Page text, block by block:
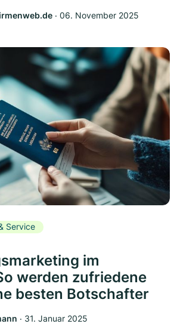
‧ 06. November 2025
Service
im
werden zufriedene
besten Botschafter
‧ 31. Januar 2025